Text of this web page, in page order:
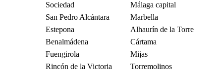
Sociedad
Málaga capital
San Pedro Alcántara
Marbella
Estepona
Alhaurín de la Torre
Benalmádena
Cártama
Fuengirola
Mijas
Rincón de la Victoria
Torremolinos